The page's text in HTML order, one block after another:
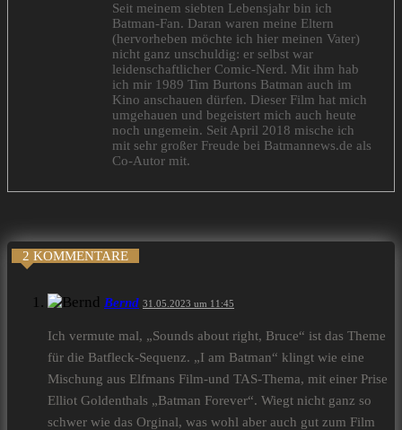
Seit meinem siebten Lebensjahr bin ich
Batman-Fan. Daran waren meine Eltern
(hervorheben möchte ich hier meinen Vater)
nicht ganz unschuldig: er selbst war
leidenschaftlicher Comic-Nerd. Mit ihm hab
ich mir 1989 Tim Burtons Batman auch im
Kino anschauen dürfen. Dieser Film hat mich
umgehauen und begeistert mich auch heute
noch ungemein. Seit April 2018 mische ich
mit sehr großer Freude bei Batmannews.de als
Co-Autor mit.
2 KOMMENTARE
Bernd 31.05.2023 um 11:45
Ich vermute mal, „Sounds about right, Bruce“ ist das Theme
für die Batfleck-Sequenz. „I am Batman“ klingt wie eine
Mischung aus Elfmans Film-und TAS-Thema, mit einer Prise
Elliot Goldenthals „Batman Forever“. Wiegt nicht ganz so
schwer wie das Orginal, was wohl aber auch gut zum Film